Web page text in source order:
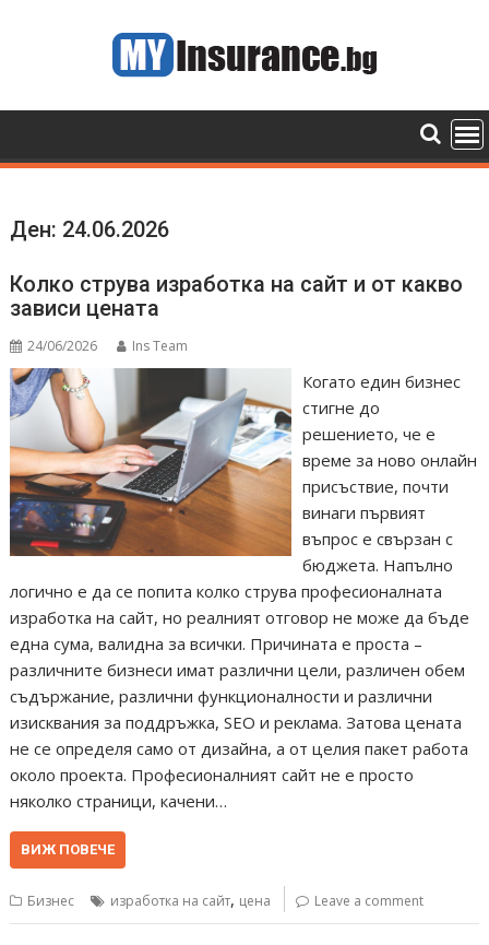
Ден: 24.06.2026
Колко струва изработка на сайт и от какво
зависи цената
24/06/2026 Ins Team
Когато един бизнес
стигне до
решението, че е
време за ново онлайн
присъствие, почти
винаги първият
въпрос е свързан с
бюджета. Напълно
логично е да се попита колко струва професионалната
изработка на сайт, но реалният отговор не може да бъде
една сума, валидна за всички. Причината е проста –
различните бизнеси имат различни цели, различен обем
съдържание, различни функционалности и различни
изисквания за поддръжка, SEO и реклама. Затова цената
не се определя само от дизайна, а от целия пакет работа
около проекта. Професионалният сайт не е просто
няколко страници, качени…
ВИЖ ПОВЕЧЕ
Бизнес изработка на сайт, цена Leave a comment